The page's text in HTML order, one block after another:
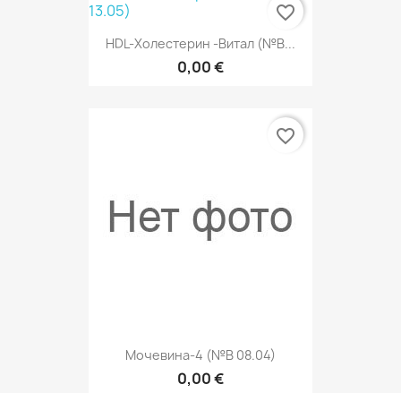
HDL-Холестерин -Витал (№В...
0,00 €
favorite_border
Мочевина-4 (№В 08.04)
0,00 €
favorite_border